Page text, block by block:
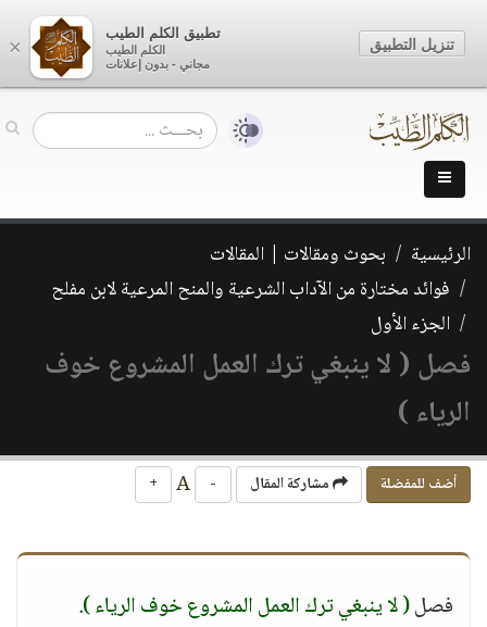
الرئيسية
بحوث ومقالات | المقالات
فوائد مختارة من الآداب الشرعية والمنح المرعية لابن مفلح
الجزء الأول
فصل ( لا ينبغي ترك العمل المشروع خوف
الرياء )
أضف للمفضلة مشاركة المقال -
+
فصل( لا ينبغي ترك العمل المشروع خوف الرياء ).
×
تطبيق الكلم الطيب
الكلم الطيب
مجاني - بدون إعلانات
تنزيل التطبيق